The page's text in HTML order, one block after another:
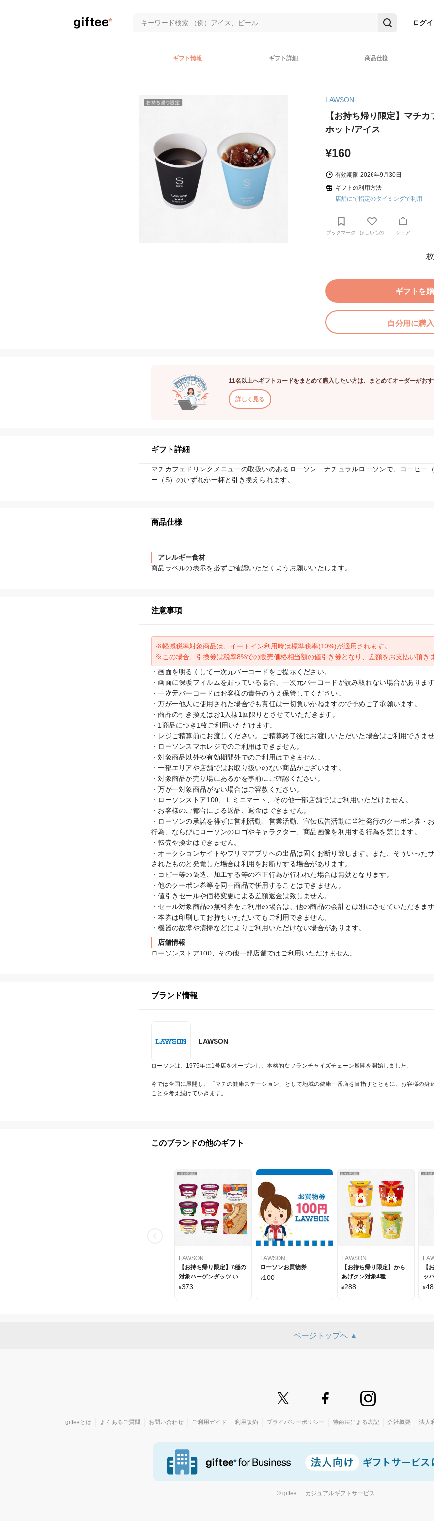
ログ
ギフト情報 ギフト詳細 商品仕様
LAWSON
【お持ち帰り限定】マチ
ホット/アイス
¥160
有効期限 2026年9月30日
ギフトの利用方法
店舗にて指定のタイミングで利用
ブックマーク ほしいもの シェア
ギフトを
自分用に購
11名以上へギフトカードをまとめて購入したい方は、まとめてオーダーがおす
詳しく見る
ギフト詳細
マチカフェドリンクメニューの取扱いのあるローソン・ナチュラルローソンで、コーヒー
ー（S）のいずれか一杯と引き換えられます。
商品仕様
アレルギー食材
商品ラベルの表示を必ずご確認いただくようお願いいたします。
注意事項
※軽減税率対象商品は、イートイン利用時は標準税率(10%)が適用されます。
※この場合、引換券は税率8%での販売価格相当額の値引き券となり、差額をお支払い頂き
・画面を明るくして一次元バーコードをご提示ください。
・画面に保護フィルムを貼っている場合、一次元バーコードが読み取れない場合があります
・一次元バーコードはお客様の責任のうえ保管してください。
・万が一他人に使用された場合でも責任は一切負いかねますので予めご了承願います。
・商品の引き換えはお1人様1回限りとさせていただきます。
・1商品につき1枚ご利用いただけます。
・レジご精算前にお渡しください。ご精算終了後にお渡しいただいた場合はご利用できませ
・ローソンスマホレジでのご利用はできません。
・対象商品以外や有効期間外でのご利用はできません。
・一部エリアや店舗ではお取り扱いのない商品がございます。
・対象商品が売り場にあるかを事前にご確認ください。
・万が一対象商品がない場合はご容赦ください。
・ローソンストア100、Ｌミニマート、その他一部店舗ではご利用いただけません。
・お客様のご都合による返品、返金はできません。
・ローソンの承諾を得ずに営利活動、営業活動、宣伝広告活動に当社発行のクーポン券・
行為、ならびにローソンのロゴやキャラクター、商品画像を利用する行為を禁じます。
・転売や換金はできません。
・オークションサイトやフリマアプリへの出品は固くお断り致します。また、そういった
されたものと発覚した場合は利用をお断りする場合があります。
・コピー等の偽造、加工する等の不正行為が行われた場合は無効となります。
・他のクーポン券等を同一商品で併用することはできません。
・値引きセールや価格変更による差額返金は致しません。
・セール対象商品の無料券をご利用の場合は、他の商品の会計とは別にさせていただきます
・本券は印刷してお持ちいただいてもご利用できません。
・機器の故障や清掃などによりご利用いただけない場合があります。
店舗情報
ローソンストア100、その他一部店舗ではご利用いただけません。
ブランド情報
LAWSON
ローソンは、1975年に1号店をオープンし、本格的なフランチャイズチェーン展開を開始しました。
今では全国に展開し、「マチの健康ステーション」として地域の健康一番店を目指すとともに、お客様の身
ことを考え続けていきます。
このブランドの他のギフト
LAWSON
【お持ち帰り限定】7種の
対象ハーゲンダッツ いず
れか1つ
¥373
LAWSON
ローソンお買物券
¥100~
LAWSON
【お持ち帰り限定】から
あげクン対象4種
¥288
【
ッ
円）
¥48
ページトップへ ▲
gifteeとは よくあるご質問 お問い合わせ ご利用ガイド 利用規約 プライバシーポリシー 特商法による表記 会社概要 法人
© giftee カジュアルギフトサービス